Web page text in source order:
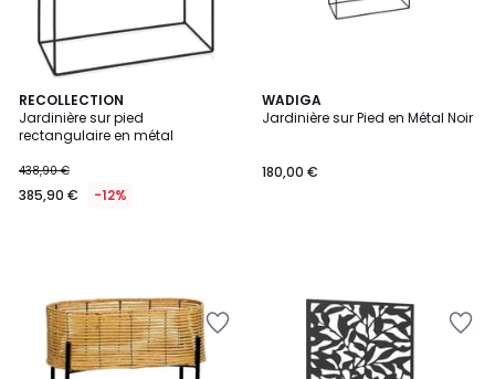
RECOLLECTION
Jardinière sur pied
rectangulaire en métal
438,90 €
385,90 € -12%
WADIGA
Jardinière sur Pied en Métal Noir
180,00 €